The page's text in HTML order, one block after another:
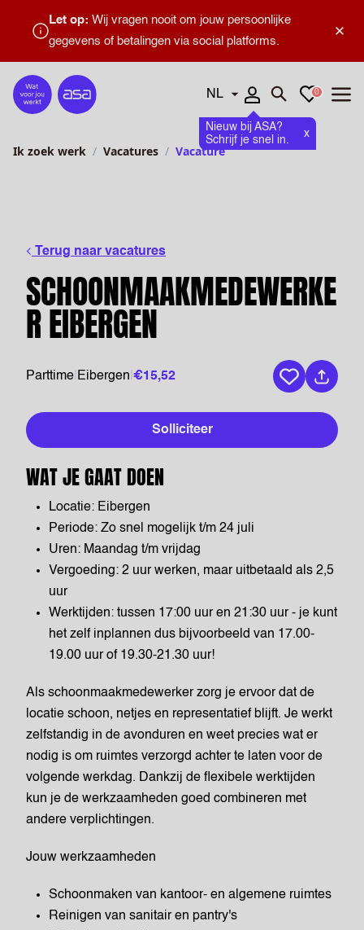
×
Let op: Wij vragen nooit om jouw persoonlijke
gegevens of betalingen via social platforms.
Home
Talen
Nieuw bij ASA?
Schrijf je snel in.
x
Zoeken openen
Favorieten
0
Ik zoek werk Vacatures Vacature
Terug naar vacatures
SCHOONMAAKMEDEWERKE
R EIBERGEN
Parttime Eibergen €15,52
Bewaar
Solliciteer
WAT JE GAAT DOEN
Locatie: Eibergen
Periode: Zo snel mogelijk t/m 24 juli
Uren: Maandag t/m vrijdag
Vergoeding: 2 uur werken, maar uitbetaald als 2,5
uur
Werktijden: tussen 17:00 uur en 21:30 uur - je kunt
het zelf inplannen dus bijvoorbeeld van 17.00-
19.00 uur of 19.30-21.30 uur!
Als schoonmaakmedewerker zorg je ervoor dat de
locatie schoon, netjes en representatief blijft. Je werkt
zelfstandig in de avonduren en weet precies wat er
nodig is om ruimtes verzorgd achter te laten voor de
volgende werkdag. Dankzij de flexibele werktijden
kun je de werkzaamheden goed combineren met
andere verplichtingen.
Jouw werkzaamheden
Schoonmaken van kantoor- en algemene ruimtes
Reinigen van sanitair en pantry's